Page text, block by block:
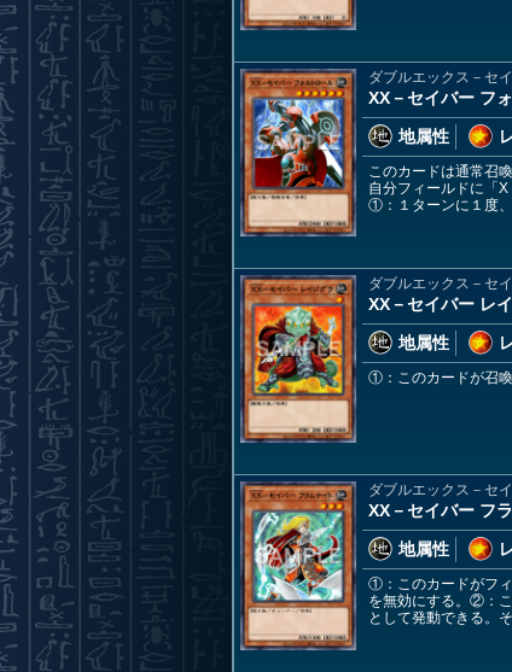
ダブルエックス－セ
XX－セイバー フ
地属性
このカードは通常召喚
自分フィールドに「
①：１ターンに１度
ダブルエックス－セ
XX－セイバー レ
地属性
①：このカードが召
ダブルエックス－セ
XX－セイバー フ
地属性
①：このカードがフ
を無効にする。②：
として発動できる。